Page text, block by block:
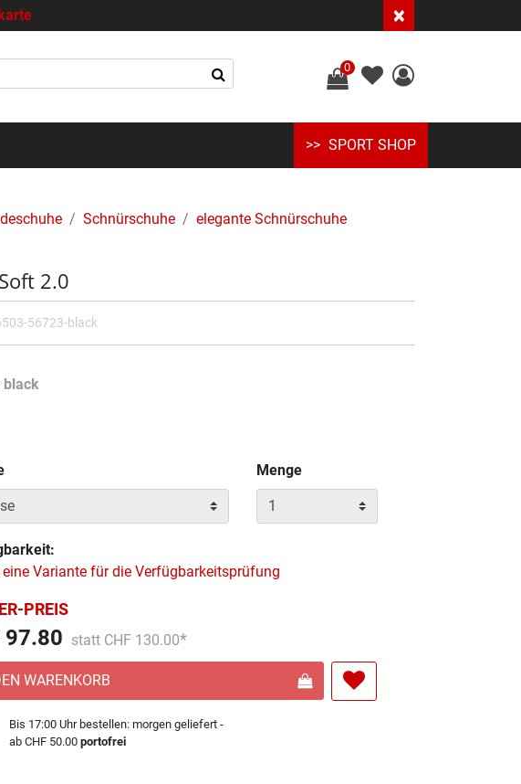
×
0
SPORT SHOP
Schnürschuhe elegante Schnürschuhe
2.0
56723-black
black
Menge
eine Variante für die Verfügbarkeitsprüfung
PREIS
97.80 Preis reduziert von
statt CHF 130.00
An
WARENKORB
Bis 17:00 Uhr bestellen: morgen geliefert -
ab CHF 50.00portofrei